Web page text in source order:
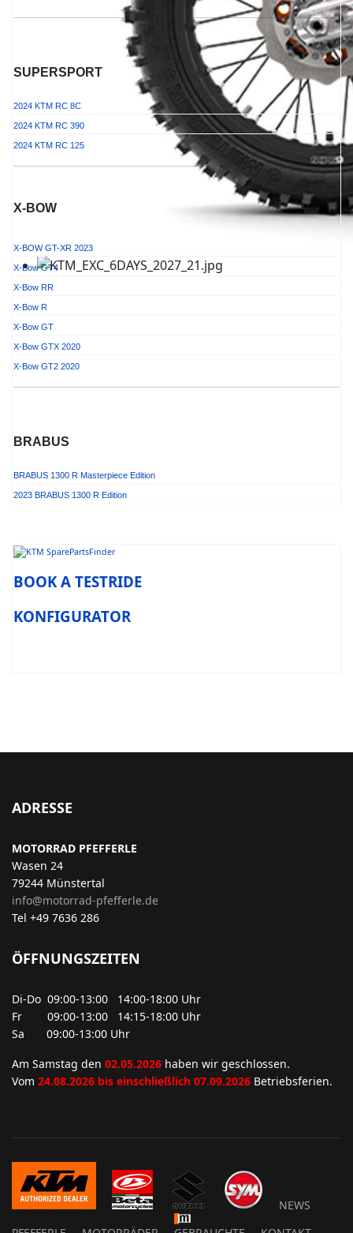
SUPERSPORT
2024 KTM RC 8C
2024 KTM RC 390
2024 KTM RC 125
X-BOW
X-BOW GT-XR 2023
X-Bow GT4
X-Bow RR
X-Bow R
X-Bow GT
X-Bow GTX 2020
X-Bow GT2 2020
BRABUS
BRABUS 1300 R Masterpiece Edition
2023 BRABUS 1300 R Edition
BOOK A TESTRIDE
KONFIGURATOR
ADRESSE
MOTORRAD PFEFFERLE
Wasen 24
79244 Münstertal
info@motorrad-pfefferle.de
Tel +49 7636 286
ÖFFNUNGSZEITEN
Di-Do 09:00-13:00 14:00-18:00 Uhr
Fr 09:00-13:00 14:15-18:00 Uhr
Sa 09:00-13:00 Uhr
Am Samstag den 02.05.2026 haben wir geschlossen.
Vom 24.08.2026 bis einschließlich 07.09.2026 Betriebsferien.
NEWS